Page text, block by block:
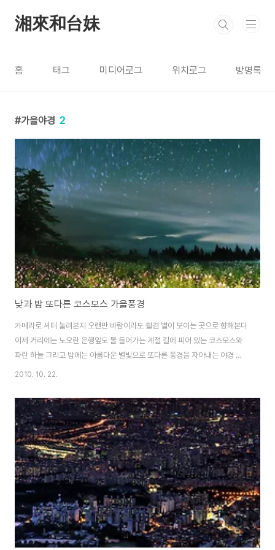
湘來和台妹
홈 태그 미디어로그 위치로그 방명록
가을야경 2
낮과 밤 또다른 코스모스 가을풍경
카메라로 셔터 눌려본지 오랜만 바람이라도 쐴겸 별이 보이는 곳으로 향해본다
이제 거리에는 노오란 은행잎도 물 들어가는 계절 길에 피어 있는 코스모스와
파란 하늘 그리고 밤에는 아름다운 별빛으로 또다른 풍경을 자아내는 야경 여
러번 찍어놓은 코스모스 사진들을 한번에 모아봤다 그러고 보니 블로그에도 참
다
2010. 10. 22.